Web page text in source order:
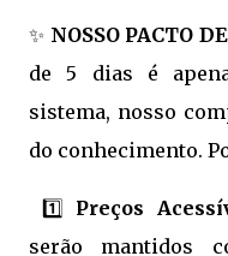
✨ NOSSO PACTO
de 5 dias é
sistema, nosso
do conhecimento.
1️⃣ Preços
serão mantidos